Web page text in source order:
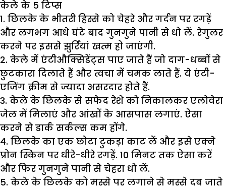
केले के 5 टिप्स
1. छिलके के भीतरी हिस्से को चेहरे और गर्दन पर रगड़ें
और लगभग आधे घंटे बाद गुनगुने पानी से धो लें. रेगुलर
करने पर इससे झुर्रियां खत्म हो जाएंगी.
2. केले में एंटीऔक्सिडेंट्स पाए जाते हैं जो दाग-धब्बों से
छुटकारा दिलाते हैं और त्वचा में चमक लाते हैं. ये एंटी-
एजिंग क्रीम से ज्यादा असरदार होते हैं.
3. केले के छिलके से सफेद रेशे को निकालकर एलोवेरा
जेल में मिलाएं और आंखों के आसपास लगाएं. ऐसा
करने से डार्क सर्कल्स कम होंगे.
4. छिलके का एक छोटा टुकड़ा काट लें और इसे एक्ने
प्रोन स्किन पर धीरे-धीरे रगड़ें. 10 मिनट तक ऐसा करें
और फिर गुनगुने पानी से चेहरा धो लें.
5. केले के छिलके को मस्से पर लगाने से मस्से दब जाते